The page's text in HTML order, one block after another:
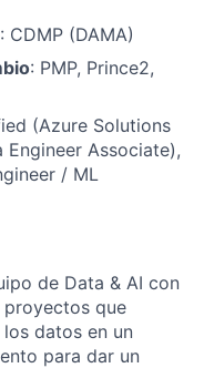
: CDMP (DAMA)
: PMP, Prince2,
(Azure Solutions
Associate),
/ ML
de Data & AI con
proyectos que
datos en un
para dar un